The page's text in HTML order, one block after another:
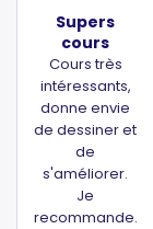
Supers
cours
Cours très
intéressants,
donne envie
de dessiner et
de
s'améliorer.
Je
recommande.